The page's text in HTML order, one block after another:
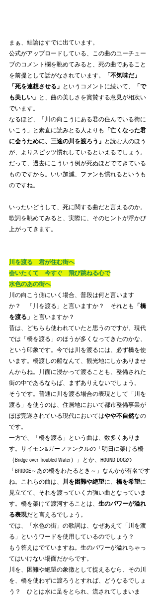
まぁ、結論はすでに出ています。
公式がアップロードしている、この曲のユーチュー
ブのコメント欄を眺めてみると、死の曲であること
を前提として話がなされています。
「不気味だ」
「死を連想させる」
というコメントに続いて、
「で
も美しい」
と、曲の美しさを賞賛する意見が相次い
でいます。
なるほど、「川の向こうにある君の住んでいる街に
いこう」と素直に読みとる人よりも
「亡くなった君
に会うために、三途の川を渡ろう」
と読む人のほう
が、よりスピッツ慣れしているといえるでしょう。
だって、過去にこういう例が死ぬほどでてきている
ものですから。いい加減、ファンも慣れるというも
のですね。
いったいどうして、死に関する曲だと言えるのか。
歌詞を眺めてみると、実際に、そのヒントが浮かび
上がってきます。
川を渡る　君が住む街へ
会いたくて　今すぐ　飛び跳ねる心で
水色のあの街へ
川の向こう側にいく場合、普段は何と言います
か？　「川を渡る」と言いますか？　それとも
「橋
を渡る」
と言いますか？
昔は、どちらも使われていたと思うのですが、現代
では「橋を渡る」のほうが多くなってきたのかな、
という印象です。今では川を渡るには、必ず橋を使
います。橋渡しの船なんて、観光地にしかありませ
んからね。川面に浸かって渡ることも、整備された
街の中であるならば、まずありえないでしょう。
そうです。普通に川を渡る場合の表現として「川を
渡る」を使うのは、住居地において都市整備事業が
ほぼ完遂されている現代においてはやや不自然なの
です。
一方で、「橋を渡る」という曲は、数多くありま
す。サイモン&ガーファンクルの「明日に架ける橋
（Bridge over Troubled Water）」とか、HOUND DOGの
「BRIDGE～あの橋をわたるとき～」なんかが有名です
ね。これらの曲は、 川を困難や絶望に、 橋を希望に
見立てて、それを渡っていく力強い曲となっていま
す。橋を架けて渡河することは、 生のパワーが溢れ
る表現だと言えるでしょう。
では、「水色の街」の歌詞は、なぜあえて「川を渡
る」というワードを使用しているのでしょう？
もう答えはでていますね。生のパワーが溢れちゃっ
てはいけない場面だからです。
川を、困難や絶望の象徴として捉えるなら、その川
を、橋を使わずに渡ろうとすれば、どうなるでしょ
う？　ひとは水に足をとられ、流されてしまいま